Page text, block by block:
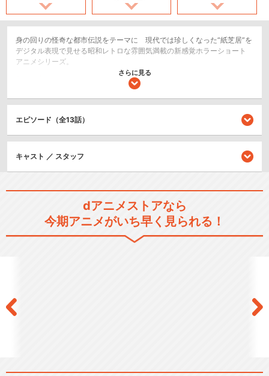
身の回りの怪奇な都市伝説をテーマに 現代では珍しくなった“紙芝居”を
デジタル表現で見せる昭和レトロな雰囲気満載の新感覚ホラーショート
アニメシリーズ。
シリーズ／関連のアニメ作品
闇芝居 二期
さらに見る
エピソード（全13話）
キャスト ／ スタッフ
dアニメストアなら
今期アニメがいち早く見られる！